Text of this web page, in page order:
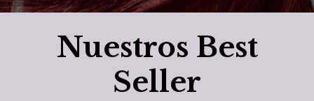
Nuestros Best
Seller